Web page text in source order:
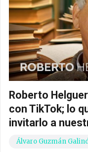
Roberto
con TikTok; lo
invitarlo a
Álvaro Guzmán